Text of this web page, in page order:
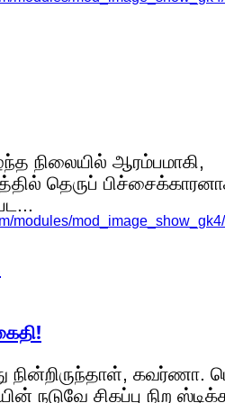
modules/
நிலையில் ஆரம்பமாகி,
தெருப்
நின்றிருந்தாள், கவர்ணா.
நடுவே சிகப்பு நிற